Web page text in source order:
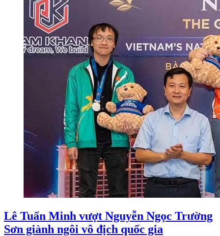
Lê Tuấn Minh vượt Nguyễn Ngọc Trường
Sơn giành ngôi vô địch quốc gia